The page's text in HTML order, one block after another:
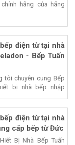
hãng của hãng
điện từ tại nhà
- Bếp Tuấn
tôi chuyên cung Bếp
bị nhà bếp nhập
điện từ tại nhà
cấp bếp từ Đức
Bị Nhà Bếp Tuấn